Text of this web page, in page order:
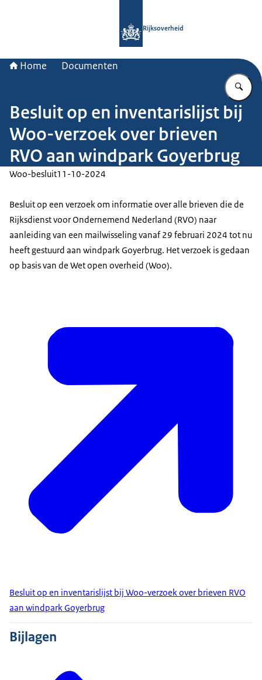
Rijksoverheid
Home Documenten
Besluit op en inventarislijst bij
Woo-verzoek over brieven
RVO aan windpark Goyerbrug
Woo-besluit11-10-2024
Besluit op een verzoek om informatie over alle brieven die de
Rijksdienst voor Ondernemend Nederland (RVO) naar
aanleiding van een mailwisseling vanaf 29 februari 2024 tot nu
heeft gestuurd aan windpark Goyerbrug. Het verzoek is gedaan
op basis van de Wet open overheid (Woo).
Besluit op en inventarislijst bij Woo-verzoek over brieven RVO
aan windpark Goyerbrug
Bijlagen